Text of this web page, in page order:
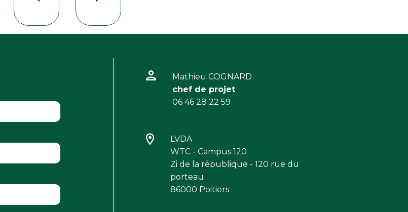
Mathieu COGNARD
chef de projet
06 46 28 22 59
LVDA
WTC - Campus 120
Zi de la république - 120 rue du
porteau
86000 Poitiers